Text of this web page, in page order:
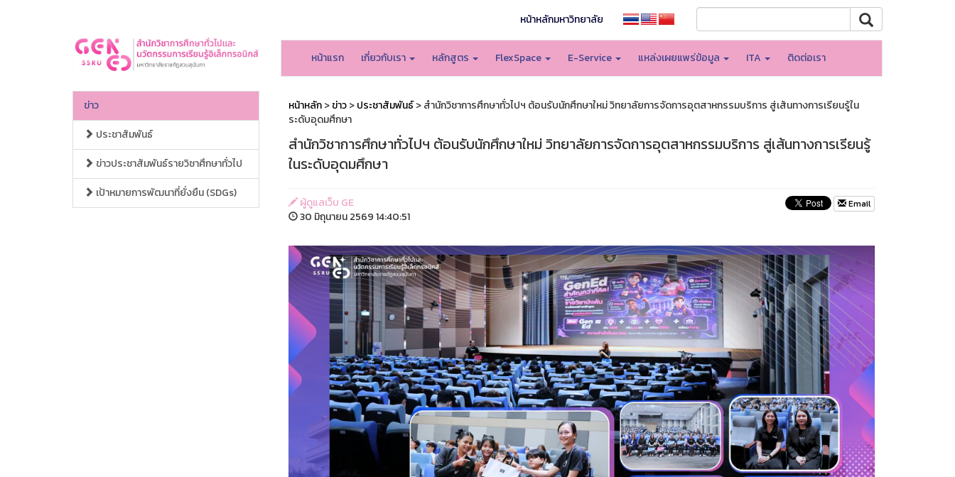
หน้าหลักมหาวิทยาลัย
หน้าแรก เกี่ยวกับเรา หลักสูตร FlexSpace E-Service แหล่งเผยแพร่ข้อมูล ITA ติดต่อเรา
ข่าว
ประชาสัมพันธ์
ข่าวประชาสัมพันธ์รายวิชาศึกษาทั่วไป
เป้าหมายการพัฒนาที่ยั่งยืน (SDGs)
หน้าหลัก>ข่าว>ประชาสัมพันธ์> สำนักวิชาการศึกษาทั่วไปฯ ต้อนรับนักศึกษาใหม่ วิทยาลัยการจัดการอุตสาหกรรมบริการ สู่เส้นทางการเรียนรู้ใน
ระดับอุดมศึกษา
สำนักวิชาการศึกษาทั่วไปฯ ต้อนรับนักศึกษาใหม่ วิทยาลัยการจัดการอุตสาหกรรมบริการ สู่เส้นทางการเรียนรู้
ในระดับอุดมศึกษา
ผู้ดูแลเว็บ GE
30 มิถุนายน 2569 14:40:51
Email